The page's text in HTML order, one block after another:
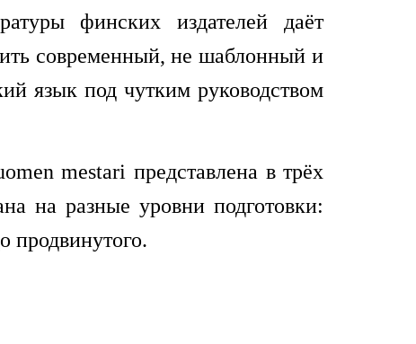
финских издателей даёт
современный, не шаблонный и
язык под чутким руководством
mestari представлена в трёх
на разные уровни подготовки:
продвинутого.